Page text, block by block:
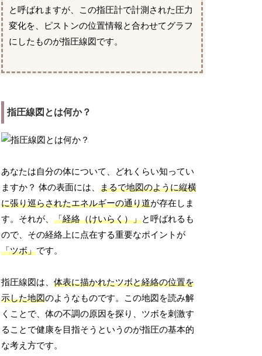
と呼ばれますが、この指圧計で計測された圧力
変化を、ピストンの位置情報と合わせてグラフ
にしたものが指圧線図です。
指圧線図とは何か？
あなたは自分の体について、どれくらい知ってい
ますか？ 体の表面には、まるで地図のように縦横
に張り巡らされたエネルギーの通り道が存在しま
す。それが、「経絡（けいらく）」と呼ばれるも
ので、その経絡上に点在する重要なポイントが
「ツボ」です。
指圧線図は、体表に描かれたツボと経絡の位置を
示した地図のようなものです。この地図を読み解
くことで、体の不調の原因を探り、ツボを刺激す
ることで健康を目指そうというのが指圧の基本的
な考え方です。